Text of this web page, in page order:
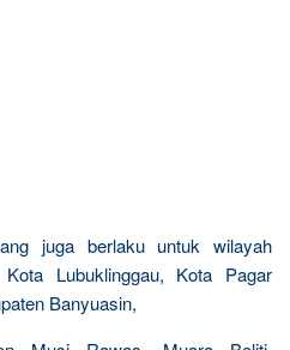
juga berlaku untuk wilayah
Lubuklinggau, Kota Pagar
Banyuasin,